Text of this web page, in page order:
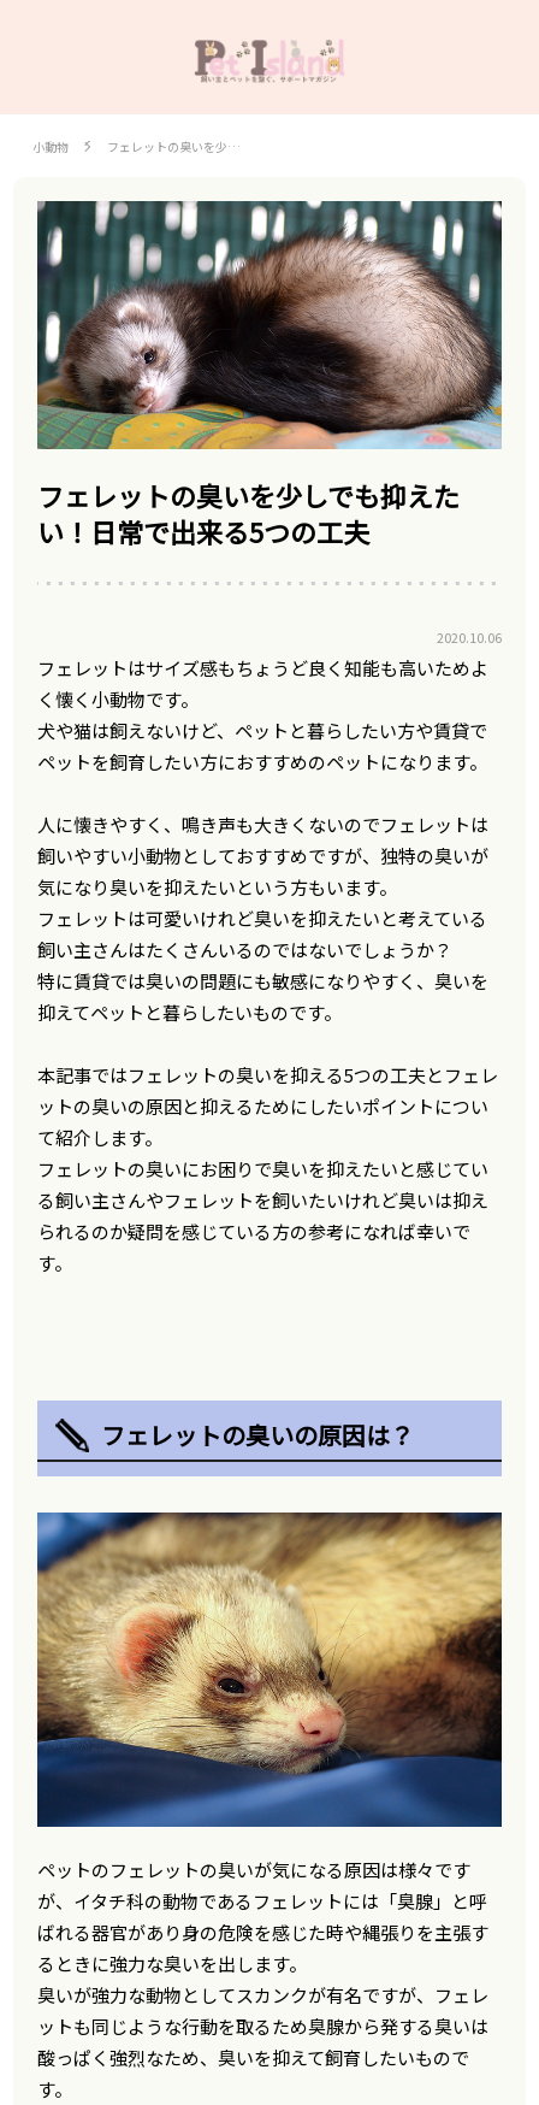
小動物 フェレットの臭いを少…
フェレットの臭いを少しでも抑えた
い！日常で出来る5つの工夫
2020.10.06
フェレットはサイズ感もちょうど良く知能も高いためよ
く懐く小動物です。
犬や猫は飼えないけど、ペットと暮らしたい方や賃貸で
ペットを飼育したい方におすすめのペットになります。
人に懐きやすく、鳴き声も大きくないのでフェレットは
飼いやすい小動物としておすすめですが、独特の臭いが
気になり臭いを抑えたいという方もいます。
フェレットは可愛いけれど臭いを抑えたいと考えている
飼い主さんはたくさんいるのではないでしょうか？
特に賃貸では臭いの問題にも敏感になりやすく、臭いを
抑えてペットと暮らしたいものです。
本記事ではフェレットの臭いを抑える5つの工夫とフェレ
ットの臭いの原因と抑えるためにしたいポイントについ
て紹介します。
フェレットの臭いにお困りで臭いを抑えたいと感じてい
る飼い主さんやフェレットを飼いたいけれど臭いは抑え
られるのか疑問を感じている方の参考になれば幸いで
す。
フェレットの臭いの原因は？
ペットのフェレットの臭いが気になる原因は様々です
が、イタチ科の動物であるフェレットには「臭腺」と呼
ばれる器官があり身の危険を感じた時や縄張りを主張す
るときに強力な臭いを出します。
臭いが強力な動物としてスカンクが有名ですが、フェレ
ットも同じような行動を取るため臭腺から発する臭いは
酸っぱく強烈なため、臭いを抑えて飼育したいもので
す。